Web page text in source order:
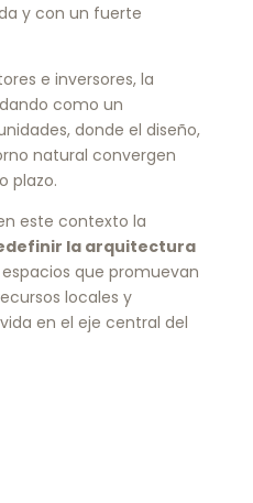
y con un fuerte
e inversores, la
como un
donde el diseño,
natural convergen
plazo.
este contexto la
la arquitectura
espacios que promuevan
locales y
en el eje central del